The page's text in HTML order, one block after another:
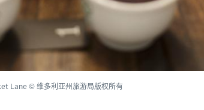
Lane © 维多利亚州旅游局版权所有